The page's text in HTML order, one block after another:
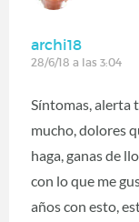
archi18
28/6/18 a las 3:04
Síntomas, alerta
mucho, dolores
haga, ganas de
con lo que me
años con esto,